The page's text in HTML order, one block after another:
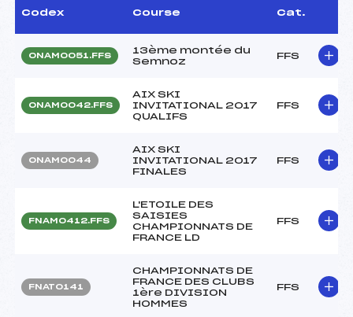
Codex Course Cat.
ONAM0051.FFS
13ème montée du
Semnoz
FFS
ONAM0042.FFS
AIX SKI
INVITATIONAL 2017
QUALIFS
FFS
ONAM0044
AIX SKI
INVITATIONAL 2017
FINALES
FFS
FNAM0412.FFS
L'ETOILE DES
SAISIES
CHAMPIONNATS DE
FRANCE LD
FFS
FNAT0141
CHAMPIONNATS DE
FRANCE DES CLUBS
1ère DIVISION
HOMMES
FFS